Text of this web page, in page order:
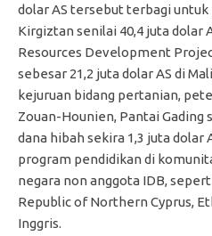
dolar AS tersebut terbagi
Kirgiztan senilai 40,4 juta dolar
Resources Development
sebesar 21,2 juta dolar AS di
kejuruan bidang pertanian,
Zouan-Hounien, Pantai Gading
dana hibah sekira 1,3 juta dolar
program pendidikan di
negara non anggota IDB,
Republic of Northern Cyprus,
Inggris.